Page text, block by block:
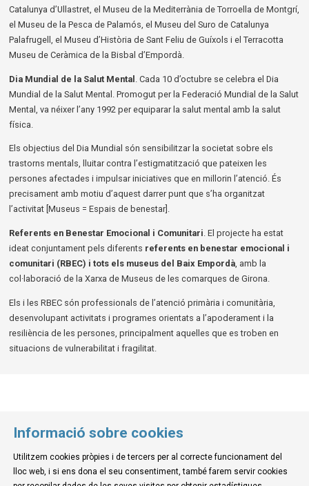
Catalunya d’Ullastret, el Museu de la Mediterrània de Torroella de Montgrí,
el Museu de la Pesca de Palamós, el Museu del Suro de Catalunya
Palafrugell, el Museu d’Història de Sant Feliu de Guíxols i el Terracotta
Museu de Ceràmica de la Bisbal d’Empordà.
Dia Mundial de la Salut Mental . Cada 10 d’octubre se celebra el Dia
Mundial de la Salut Mental. Promogut per la Federació Mundial de la Salut
Mental, va néixer l’any 1992 per equiparar la salut mental amb la salut
física.
Els objectius del Dia Mundial són sensibilitzar la societat sobre els
trastorns mentals, lluitar contra l’estigmatització que pateixen les
persones afectades i impulsar iniciatives que en millorin l’atenció. És
precisament amb motiu d’aquest darrer punt que s’ha organitzat
l’activitat [Museus = Espais de benestar].
Referents en Benestar Emocional i Comunitari. El projecte ha estat
ideat conjuntament pels diferents referents en benestar emocional i
comunitari (RBEC) i tots els museus del Baix Empordà, amb la
col·laboració de la Xarxa de Museus de les comarques de Girona.
Els i les RBEC són professionals de l’atenció primària i comunitària,
desenvolupant activitats i programes orientats a l’apoderament i la
resiliència de les persones, principalment aquelles que es troben en
situacions de vulnerabilitat i fragilitat.
© Museu de la Mediterrània
C. d'Ullà, 27-31 | 17257 Torroella de Montgrí
Informació sobre cookies
Utilitzem cookies pròpies i de tercers per al correcte funcionament del
lloc web, i si ens dona el seu consentiment, també farem servir cookies